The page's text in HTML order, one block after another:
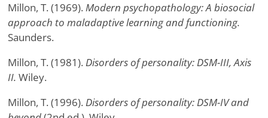
Millon, T. (1969). Modern psychopathology: A biosocial
approach to maladaptive learning and functioning.
Saunders.
Millon, T. (1981). Disorders of personality: DSM-III, Axis
II. Wiley.
Millon, T. (1996). Disorders of personality: DSM-IV and